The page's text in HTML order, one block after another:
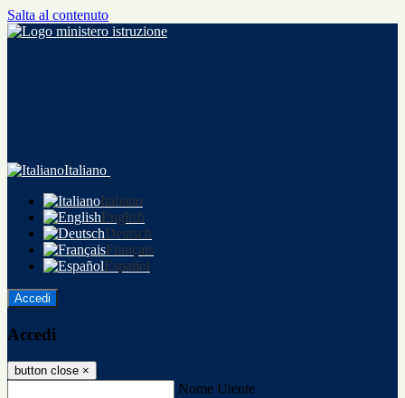
Salta al contenuto
Italiano
Italiano
English
Deutsch
Français
Español
Accedi
Accedi
button close ×
Nome Utente